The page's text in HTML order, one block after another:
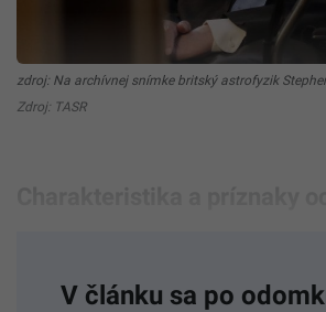
zdroj: Na archívnej snímke britský astrofyzik
Zdroj: TASR
V článku sa po